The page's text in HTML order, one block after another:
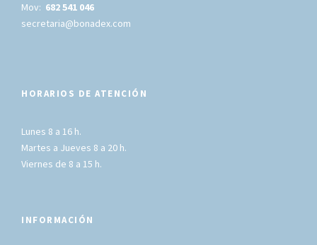
Mov: 682 541 046
secretaria@bonadex.com
HORARIOS DE ATENCIÓN
Lunes 8 a 16 h.
Martes a Jueves 8 a 20 h.
Viernes de 8 a 15 h.
INFORMACIÓN